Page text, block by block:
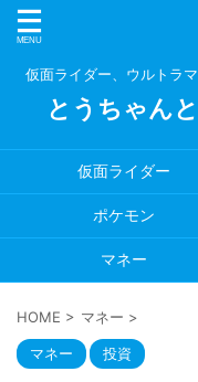
仮面ライダー、ウルトラ
とうちゃん
仮面ライダー
ポケモン
マネー
HOME > マネー >
マネー 投資